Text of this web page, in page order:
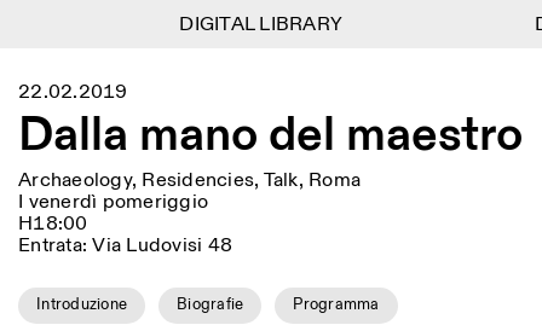
Menu
Lingua EN IT DE
FR
Calendar
Istituto Svizzero
Research
Archive
Blog
Information
ISTITUTO SVIZZERO
ROME
Villa Maraini
Via Ludovisi 48
00187 Roma
Istituto Svizzero is located
Filters
Area
Reset
Art
Residencies
Location
Rome
All
22.02.2019
Dalla mano del maestro
Archaeology, Residencies, Talk, Roma
I venerdì pomeriggio
H18:00
Entrata: Via Ludovisi 48
Introduzione Biografie Programma
DIGITAL LIBRARY
DIGITAL LIBRARY